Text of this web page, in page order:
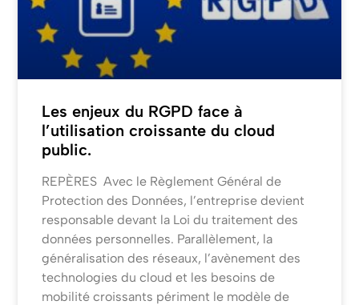
Les enjeux du RGPD face à
l’utilisation croissante du cloud
public.
REPÈRES Avec le Règlement Général de
Protection des Données, l’entreprise devient
responsable devant la Loi du traitement des
données personnelles. Parallèlement, la
généralisation des réseaux, l’avènement des
technologies du cloud et les besoins de
mobilité croissants périment le modèle de